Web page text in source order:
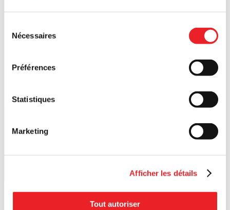
Nécessaires
Préférences
Statistiques
Marketing
Afficher les détails
Tout autoriser